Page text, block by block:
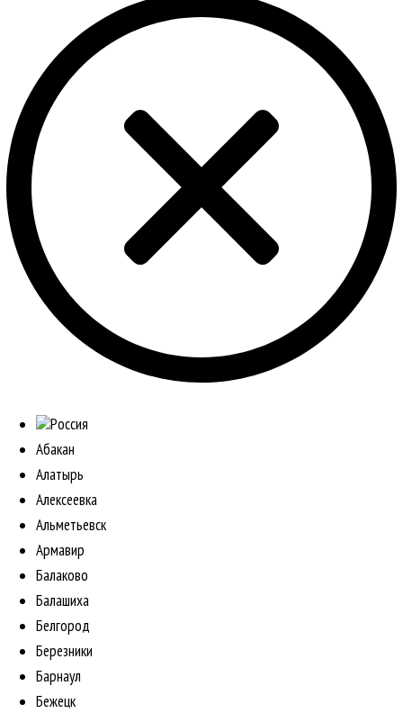
Россия
Абакан
Алатырь
Алексеевка
Альметьевск
Армавир
Балаково
Балашиха
Белгород
Березники
Барнаул
Бежецк